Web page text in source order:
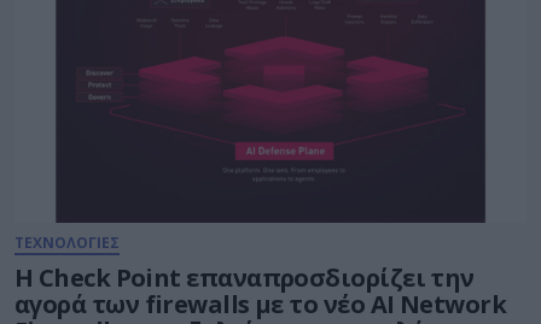
ΤΕΧΝΟΛΟΓΙΕΣ
Η Check Point επαναπροσδιορίζει την
αγορά των firewalls με το νέο AI Network